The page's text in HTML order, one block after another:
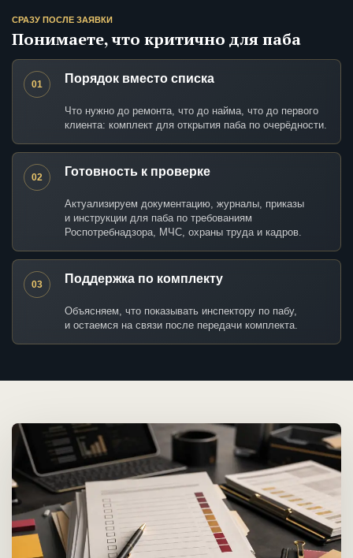
СРАЗУ ПОСЛЕ ЗАЯВКИ
Понимаете, что критично для паба
01 Порядок вместо списка
Что нужно до ремонта, что до найма, что до первого
клиента: комплект для открытия паба по очерёдности.
02 Готовность к проверке
Актуализируем документацию, журналы, приказы
и инструкции для паба по требованиям
Роспотребнадзора, МЧС, охраны труда и кадров.
03 Поддержка по комплекту
Объясняем, что показывать инспектору по пабу,
и остаемся на связи после передачи комплекта.